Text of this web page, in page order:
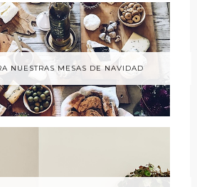
NUESTRAS MESAS DE NAVIDAD